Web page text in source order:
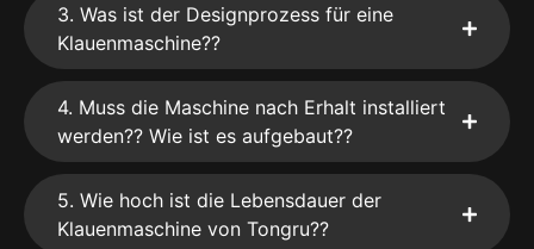
3. Was ist der Designprozess für eine
Klauenmaschine??
4. Muss die Maschine nach Erhalt installiert
werden?? Wie ist es aufgebaut??
5. Wie hoch ist die Lebensdauer der
Klauenmaschine von Tongru??